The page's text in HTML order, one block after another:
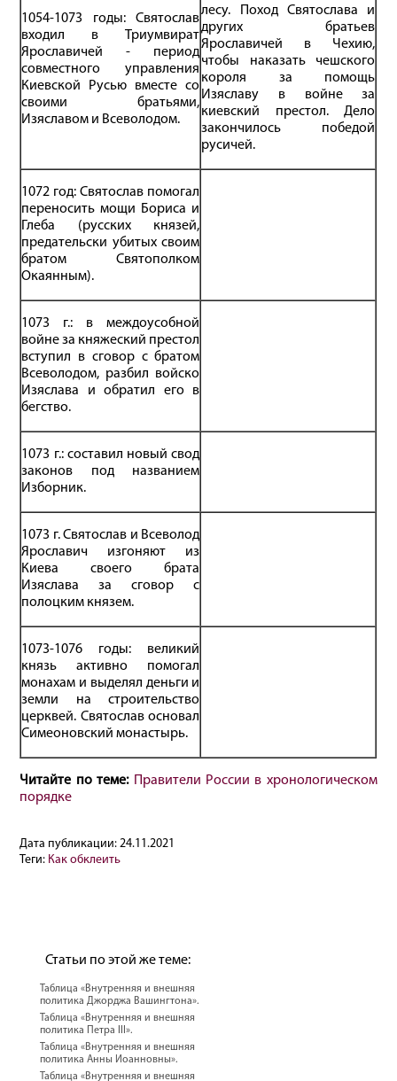
1054-1073 годы: Святослав
входил в Триумвират
Ярославичей - период
совместного управления
Киевской Русью вместе со
своими братьями,
Изяславом и Всеволодом.
лесу. Поход Святослава и
других братьев
Ярославичей в Чехию,
чтобы наказать чешского
короля за помощь
Изяславу в войне за
киевский престол. Дело
закончилось победой
русичей.
1072 год: Святослав помогал
переносить мощи Бориса и
Глеба (русских князей,
предательски убитых своим
братом Святополком
Окаянным).
1073 г.: в междоусобной
войне за княжеский престол
вступил в сговор с братом
Всеволодом, разбил войско
Изяслава и обратил его в
бегство.
1073 г.: составил новый свод
законов под названием
Изборник.
1073 г. Святослав и Всеволод
Ярославич изгоняют из
Киева своего брата
Изяслава за сговор с
полоцким князем.
1073-1076 годы: великий
князь активно помогал
монахам и выделял деньги и
земли на строительство
церквей. Святослав основал
Симеоновский монастырь.
Читайте по теме: Правители России в хронологическом
порядке
Дата публикации:24.11.2021
Теги: Как обклеить
Статьи по этой же теме:
Таблица «Внутренняя и внешняя
политика Джорджа Вашингтона».
Таблица «Внутренняя и внешняя
политика Петра III».
Таблица «Внутренняя и внешняя
политика Анны Иоанновны».
Таблица «Внутренняя и внешняя